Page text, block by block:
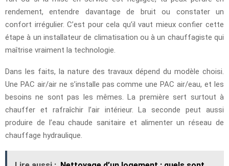
rendement, entendre davantage de bruit ou constater un
confort irrégulier. C’est pour cela qu’il vaut mieux confier cette
étape à un installateur de climatisation ou à un chauffagiste qui
maîtrise vraiment la technologie.
Dans les faits, la nature des travaux dépend du modèle choisi.
Une PAC air/air ne s’installe pas comme une PAC air/eau, et les
besoins ne sont pas les mêmes. La première sert surtout à
chauffer et rafraîchir l’air intérieur. La seconde peut aussi
produire de l’eau chaude sanitaire et alimenter un réseau de
chauffage hydraulique.